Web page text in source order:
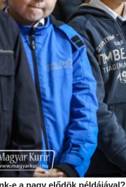
e a nagy elődök példájával?